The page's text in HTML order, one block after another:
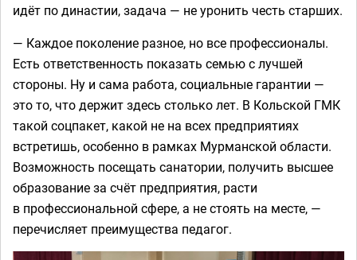
идёт по династии, задача — не уронить честь старших.
— Каждое поколение разное, но все профессионалы.
Есть ответственность показать семью с лучшей
стороны. Ну и сама работа, социальные гарантии —
это то, что держит здесь столько лет. В Кольской ГМК
такой соцпакет, какой не на всех предприятиях
встретишь, особенно в рамках Мурманской области.
Возможность посещать санатории, получить высшее
образование за счёт предприятия, расти
в профессиональной сфере, а не стоять на месте, —
перечисляет преимущества педагог.